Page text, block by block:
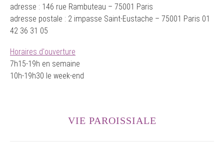
adresse : 146 rue Rambuteau – 75001 Paris
adresse postale : 2 impasse Saint-Eustache – 75001 Paris 01
42 36 31 05
Horaires d'ouverture
7h15-19h en semaine
10h-19h30 le week-end
VIE PAROISSIALE